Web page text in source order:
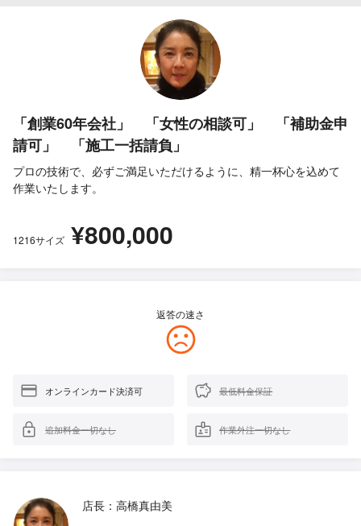
「創業60年会社」 「女性の相談可」 「補助金申
請可」 「施工一括請負」
プロの技術で、必ずご満足いただけるように、精一杯心を込めて
作業いたします。
1216サイズ ¥800,000
返答の速さ
オンラインカード決済可 最低料金保証
追加料金一切なし 作業外注一切なし
店長：高橋真由美